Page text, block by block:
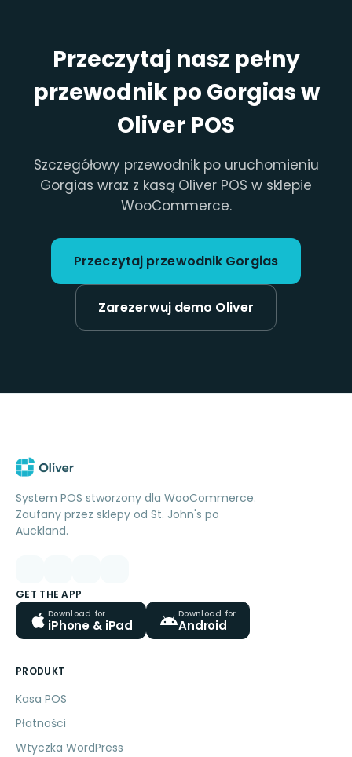
Przeczytaj nasz pełny
przewodnik po Gorgias w
Oliver POS
Szczegółowy przewodnik po uruchomieniu
Gorgias wraz z kasą Oliver POS w sklepie
WooCommerce.
Przeczytaj przewodnik Gorgias
Zarezerwuj demo Oliver
System POS stworzony dla WooCommerce.
Zaufany przez sklepy od St. John's po
Auckland.
GET THE APP
Download for
iPhone & iPad
Download for
Android
PRODUKT
Kasa POS
Płatności
Wtyczka WordPress